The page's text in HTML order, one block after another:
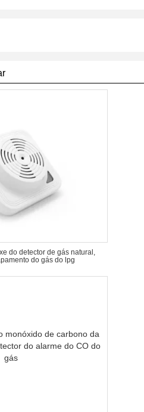
do detector de gás natural,
do gás do lpg